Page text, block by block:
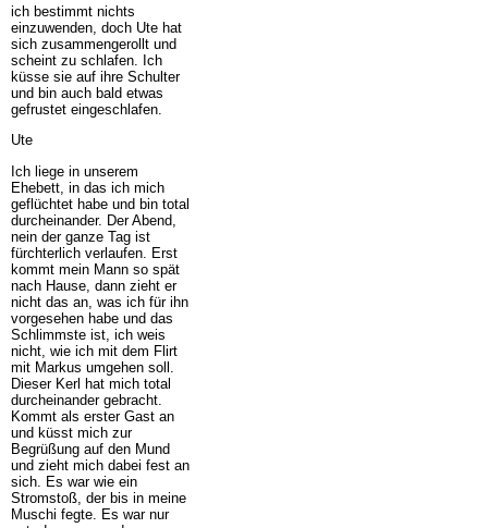
ich bestimmt nichts
einzuwenden, doch Ute hat
sich zusammengerollt und
scheint zu schlafen. Ich
küsse sie auf ihre Schulter
und bin auch bald etwas
gefrustet eingeschlafen.
Ute
Ich liege in unserem
Ehebett, in das ich mich
geflüchtet habe und bin total
durcheinander. Der Abend,
nein der ganze Tag ist
fürchterlich verlaufen. Erst
kommt mein Mann so spät
nach Hause, dann zieht er
nicht das an, was ich für ihn
vorgesehen habe und das
Schlimmste ist, ich weis
nicht, wie ich mit dem Flirt
mit Markus umgehen soll.
Dieser Kerl hat mich total
durcheinander gebracht.
Kommt als erster Gast an
und küsst mich zur
Begrüßung auf den Mund
und zieht mich dabei fest an
sich. Es war wie ein
Stromstoß, der bis in meine
Muschi fegte. Es war nur